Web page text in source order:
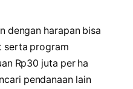
dengan harapan bisa
serta program
Rp30 juta per ha
pendanaan lain